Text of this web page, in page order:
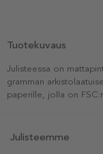
Tuotekuvaus
Julisteessa on
gramman
paperille, jolla on
Julisteemme